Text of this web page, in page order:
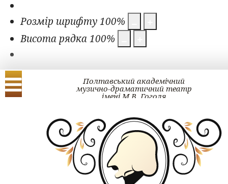
Розмір шрифту100%
Висота рядка100%
Полтавський академічний
музично-драматичний театр
імені М.В. Гоголя
ЗМІ про нас